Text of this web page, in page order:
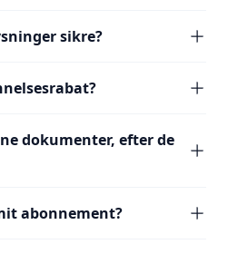
sikre?
dokumenter, efter de
abonnement?